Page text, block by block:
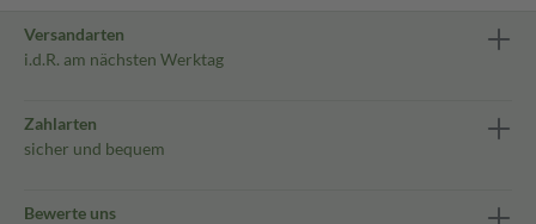
Versandarten
i.d.R. am nächsten Werktag
Zahlarten
sicher und bequem
Bewerte uns